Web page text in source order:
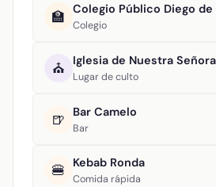
🏫 Colegio Público Diego de
Colegio
⛪ Lugar de culto
🍺 Bar Camelo
Bar
🍔 Kebab Ronda
Comida rápida